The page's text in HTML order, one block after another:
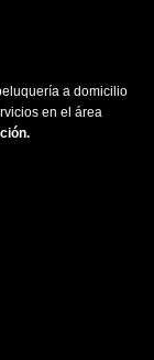
a domicilio
en el área
.